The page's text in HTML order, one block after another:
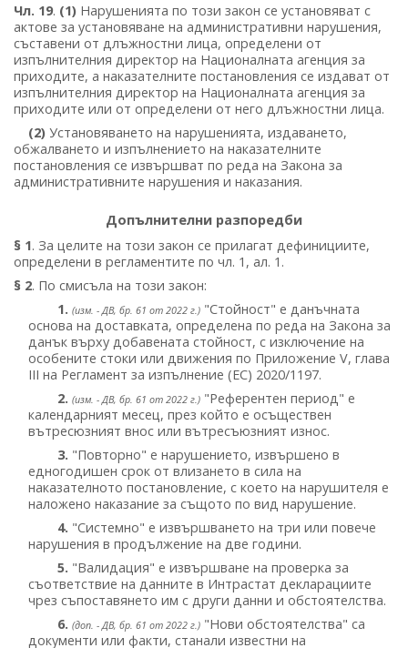
Чл. 19. (1) Нарушенията по този закон се установяват с
актове за установяване на административни нарушения,
съставени от длъжностни лица, определени от
изпълнителния директор на Националната агенция за
приходите, а наказателните постановления се издават от
изпълнителния директор на Националната агенция за
приходите или от определени от него длъжностни лица.
(2) Установяването на нарушенията, издаването,
обжалването и изпълнението на наказателните
постановления се извършват по реда на Закона за
административните нарушения и наказания.
Допълнителни разпоредби
§ 1. За целите на този закон се прилагат дефинициите,
определени в регламентите по чл. 1, ал. 1.
§ 2. По смисъла на този закон:
1. (изм. - ДВ, бр. 61 от 2022 г.) "Стойност" е данъчната
основа на доставката, определена по реда на Закона за
данък върху добавената стойност, с изключение на
особените стоки или движения по Приложение V, глава
III на Регламент за изпълнение (ЕС) 2020/1197.
2. (изм. - ДВ, бр. 61 от 2022 г.) "Референтен период" е
календарният месец, през който е осъществен
вътресюзният внос или вътресъюзният износ.
3. "Повторно" е нарушението, извършено в
едногодишен срок от влизането в сила на
наказателното постановление, с което на нарушителя е
наложено наказание за същото по вид нарушение.
4. "Системно" е извършването на три или повече
нарушения в продължение на две години.
5. "Валидация" е извършване на проверка за
съответствие на данните в Интрастат декларациите
чрез съпоставянето им с други данни и обстоятелства.
6. (доп. - ДВ, бр. 61 от 2022 г.) "Нови обстоятелства" са
документи или факти, станали известни на